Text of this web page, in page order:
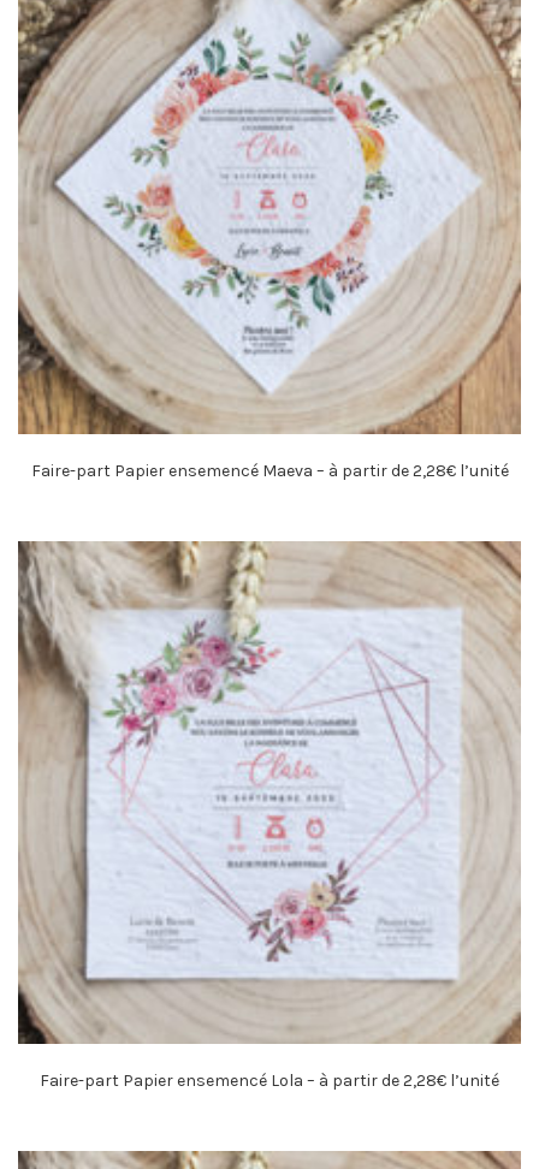
Faire-part Papier ensemencé Maeva – à partir de 2,28€ l’unité
Faire-part Papier ensemencé Lola – à partir de 2,28€ l’unité